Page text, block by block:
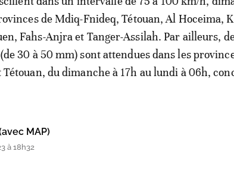
de Mdiq-Fnideq, Tétouan, Al Hoceima,
Fahs-Anjra et Tanger-Assilah. Par ailleurs,
30 à 50 mm) sont attendues dans les
Tétouan, du dimanche à 17h au lundi à 06h,
MAP)
à 18h32